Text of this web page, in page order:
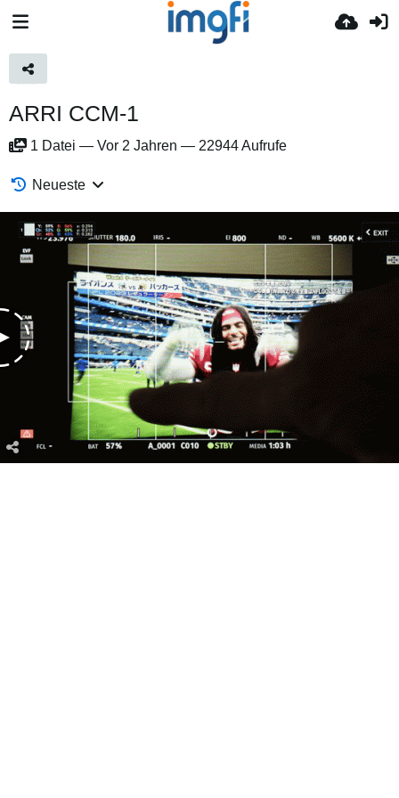
ARRI CCM-1
1 Datei — Vor 2 Jahren — 22944 Aufrufe
Neueste